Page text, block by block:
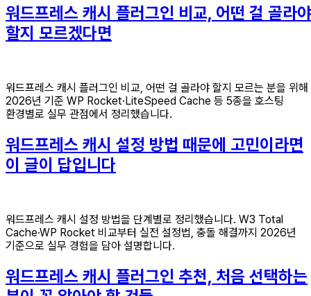
워드프레스 캐시 플러그인 비교, 어떤 걸 골라야
할지 모르겠다면
워드프레스 캐시 플러그인 비교, 어떤 걸 골라야 할지 모르는 분을 위해
2026년 기준 WP Rocket·LiteSpeed Cache 등 5종을 호스팅
환경별로 실무 관점에서 정리했습니다.
워드프레스 캐시 설정 방법 때문에 고민이라면
이 글이 답입니다
워드프레스 캐시 설정 방법을 단계별로 정리했습니다. W3 Total
Cache·WP Rocket 비교부터 실전 설정법, 충돌 해결까지 2026년
기준으로 실무 경험을 담아 설명합니다.
워드프레스 캐시 플러그인 추천, 처음 선택하는